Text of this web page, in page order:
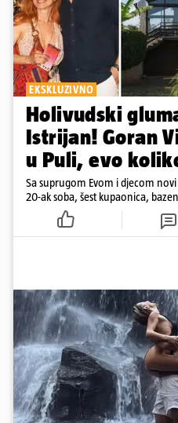
EKSKLUZIVNO
Holivudski
Istrijan! Goran
u Puli, evo
Sa suprugom Evom i djecom
20-ak soba, šest kupaonica,